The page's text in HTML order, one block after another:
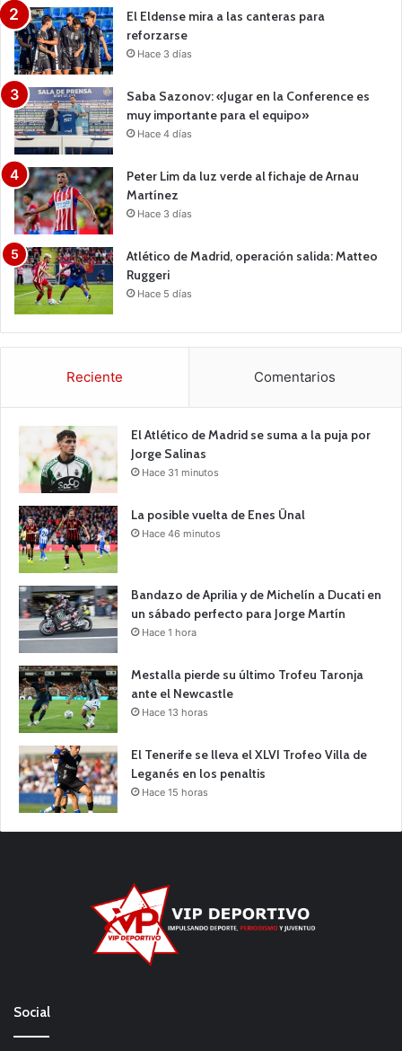
El Eldense mira a las canteras para
reforzarse
Hace 3 días
Saba Sazonov: «Jugar en la Conference es
muy importante para el equipo»
Hace 4 días
Peter Lim da luz verde al fichaje de Arnau
Martínez
Hace 3 días
Atlético de Madrid, operación salida: Matteo
Ruggeri
Hace 5 días
Reciente Comentarios
El Atlético de Madrid se suma a la puja por
Jorge Salinas
Hace 31 minutos
La posible vuelta de Enes Ünal
Hace 46 minutos
Bandazo de Aprilia y de Michelín a Ducati en
un sábado perfecto para Jorge Martín
Hace 1 hora
Mestalla pierde su último Trofeu Taronja
ante el Newcastle
Hace 13 horas
El Tenerife se lleva el XLVI Trofeo Villa de
Leganés en los penaltis
Hace 15 horas
Social